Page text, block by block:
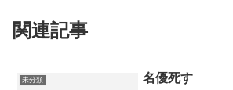
関連記事
未分類 名優死す